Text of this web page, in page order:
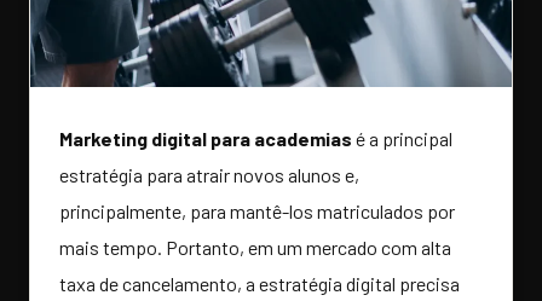
Marketing digital para academias é a principal
estratégia para atrair novos alunos e,
principalmente, para mantê-los matriculados por
mais tempo. Portanto, em um mercado com alta
taxa de cancelamento, a estratégia digital precisa